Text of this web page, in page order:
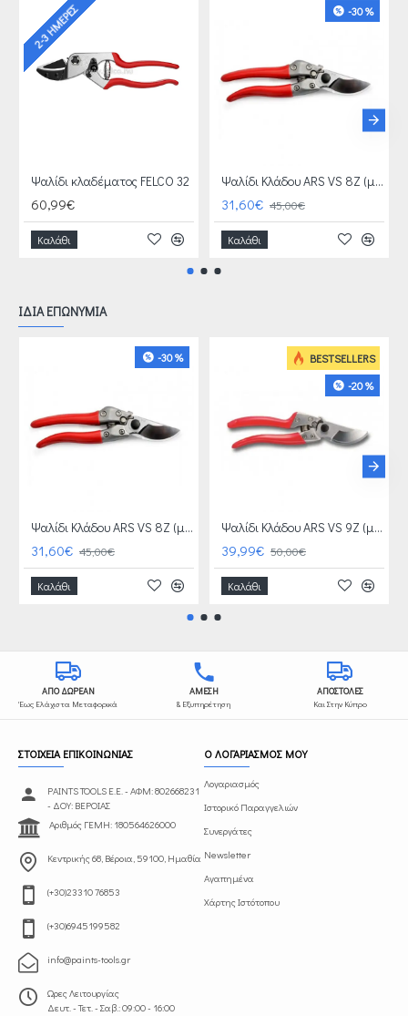
2-3 ΗΜΈΡΕΣ
Ψαλίδι κλαδέματος FELCO 32
60,99€
Καλάθι
-30 %
Ψαλίδι Κλάδου ARS VS 8Z (μεσαίο χέρι)+ ΔΩΡΟ ΑΓΡΟΤΙΚΑ ΓΑΝΤΙΑ ΑΞΙΑΣ 4 €
31,60€ 45,00€
Καλάθι
ΙΔΙΑ ΕΠΩΝΥΜΙΑ
-30 %
Ψαλίδι Κλάδου ARS VS 8Z (μεσαίο χέρι)+ ΔΩΡΟ ΑΓΡΟΤΙΚΑ ΓΑΝΤΙΑ ΑΞΙΑΣ 4 €
31,60€ 45,00€
Καλάθι
BESTSELLERS
-20 %
Ψαλίδι Κλάδου ARS VS 9Z (μεγάλο χέρι) + ΔΩΡΟ ΑΓΡΟΤΙΚΑ ΓΑΝΤΙΑ ΑΞΙΑΣ 4 €
39,99€ 50,00€
Καλάθι
ΑΠΟ ΔΩΡΕΑΝ
Έως Ελάχιστα Μεταφορικά
ΑΜΕΣΗ
& Εξυπηρέτηση
ΑΠΟΣΤΟΛΕΣ
Και Στην Κύπρο
ΣΤΟΙΧΕΙΑ ΕΠΙΚΟΙΝΩΝΙΑΣ
PAINTS TOOLS Ε.Ε. - ΑΦΜ: 802668231
- ΔΟΥ: ΒΕΡΟΙΑΣ
Αριθμός ΓΕΜΗ: 180564626000
Κεντρικής 68, Βέροια, 59100, Ημαθία
(+30)23310 76853
(+30)6945199582
info@paints-tools.gr
Ωρες Λειτουργίας
Δευτ. - Τετ. - Σαβ.: 09:00 - 16:00
Ο ΛΟΓΑΡΙΑΣΜΟΣ ΜΟΥ
Λογαριασμός
Ιστορικό Παραγγελιών
Συνεργάτες
Newsletter
Αγαπημένα
Χάρτης Ιστότοπου